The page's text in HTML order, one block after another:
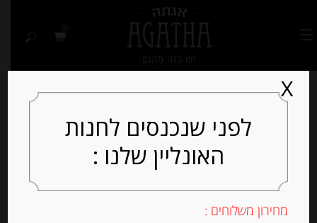
לפני שנכנסים לחנות
האונליין שלנו :
מחירון משלוחים :
X